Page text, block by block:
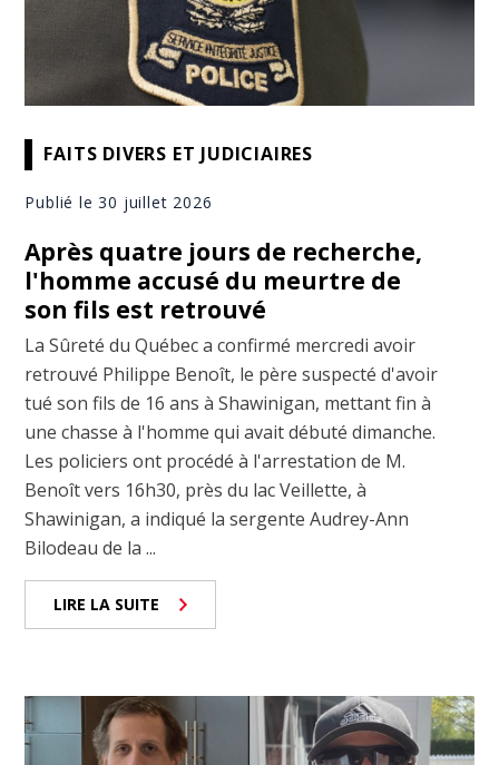
FAITS DIVERS ET JUDICIAIRES
Publié le 30 juillet 2026
Après quatre jours de recherche,
l'homme accusé du meurtre de
son fils est retrouvé
La Sûreté du Québec a confirmé mercredi avoir
retrouvé Philippe Benoît, le père suspecté d'avoir
tué son fils de 16 ans à Shawinigan, mettant fin à
une chasse à l'homme qui avait débuté dimanche.
Les policiers ont procédé à l'arrestation de M.
Benoît vers 16h30, près du lac Veillette, à
Shawinigan, a indiqué la sergente Audrey-Ann
Bilodeau de la ...
LIRE LA SUITE